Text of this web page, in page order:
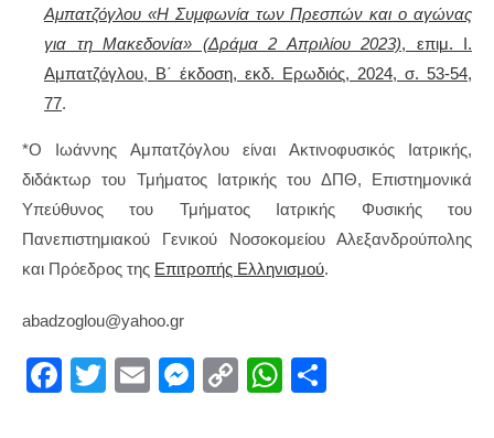
Αμπατζόγλου «Η Συμφωνία των Πρεσπών και ο αγώνας
για τη Μακεδονία» (Δράμα 2 Απριλίου 2023), επιμ. Ι.
Αμπατζόγλου, Β΄ έκδοση, εκδ. Ερωδιός, 2024, σ. 53-54,
77.
*Ο Ιωάννης Αμπατζόγλου είναι Ακτινοφυσικός Ιατρικής,
διδάκτωρ του Τμήματος Ιατρικής του ΔΠΘ, Επιστημονικά
Υπεύθυνος του Τμήματος Ιατρικής Φυσικής του
Πανεπιστημιακού Γενικού Νοσοκομείου Αλεξανδρούπολης
και Πρόεδρος της Επιτροπής Ελληνισμού.
abadzoglou@yahoo.gr
F
T
E
M
C
W